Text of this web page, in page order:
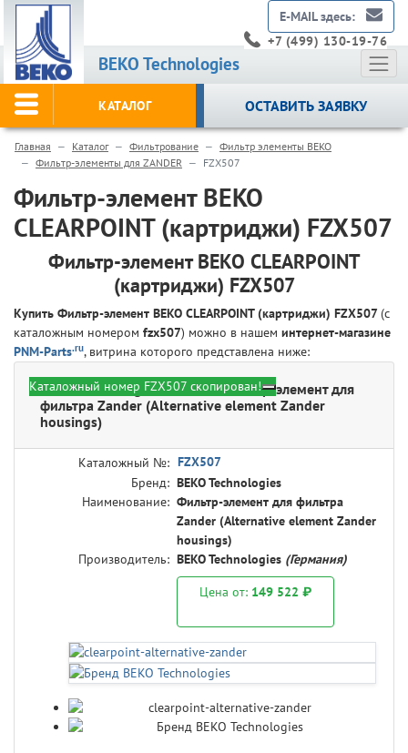
BEKO Technologies
E-MAIL здесь:
+7 (499) 130-19-76
КАТАЛОГ ОСТАВИТЬ ЗАЯВКУ
Главная Каталог Фильтрование
Фильтр элементы BEKO
Фильтр-элементы для ZANDER
FZX507
Фильтр-элемент BEKO
CLEARPOINT (картриджи) FZX507
Фильтр-элемент BEKO CLEARPOINT
(картриджи) FZX507
Купить Фильтр-элемент BEKO CLEARPOINT (картриджи) FZX507(с
каталожным номером fzx507) можно в нашем интернет-магазине
PNM-Parts.ru, витрина которого представлена ниже:
BEKO Technologies FZX507 - Фильтр-элемент для
фильтра Zander (Alternative element Zander
housings)
Каталожный №: FZX507
Бренд: BEKO Technologies
Наименование: Фильтр-элемент для фильтра
Zander (Alternative element Zander
housings)
Производитель: BEKO Technologies (Германия)
Цена от: 149 522 ₽
Каталожный номер FZX507 скопирован!